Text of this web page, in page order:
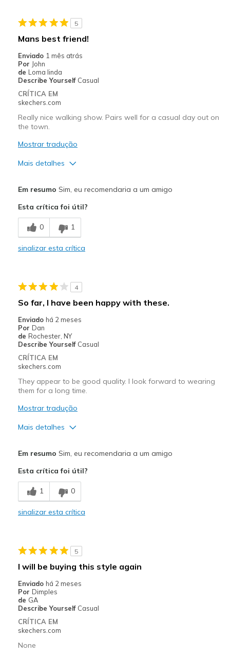
Or, round laces are needed.
Melhores utilizações
Casual Wear
Width
Sizing
View On Shoes
Shoes are for Wearing
5
Mans best friend!
Enviado 1 mês atrás
Por John
de Loma linda
Describe Yourself Casual
CRÍTICA EM
skechers.com
Really nice walking show. Pairs well for a casual day out on
the town.
Mostrar tradução
Mais detalhes
Breathe Well
Comfortable
Melhores utilizações
Travel
Width
Sizing
Em resumo Sim, eu recomendaria a um amigo
Esta crítica foi útil?
0 1
sinalizar esta crítica
4
So far, I have been happy with these.
Enviado há 2 meses
Por Dan
de Rochester, NY
Describe Yourself Casual
CRÍTICA EM
skechers.com
They appear to be good quality. I look forward to wearing
them for a long time.
Mostrar tradução
Mais detalhes
Comfortable
Durable
Wish that I did not have to tie them.
Melhores utilizações
Casual Wear
Width
Sizing
View On Shoes
Em resumo Sim, eu recomendaria a um amigo
Esta crítica foi útil?
1 0
sinalizar esta crítica
5
I will be buying this style again
Enviado há 2 meses
Por Dimples
de GA
Describe Yourself Casual
CRÍTICA EM
skechers.com
None